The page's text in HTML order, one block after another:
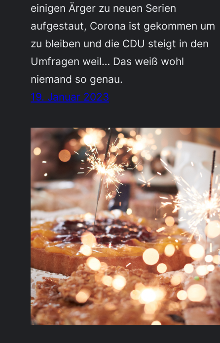
einigen Ärger zu neuen Serien
aufgestaut, Corona ist gekommen um
zu bleiben und die CDU steigt in den
Umfragen weil… Das weiß wohl
niemand so genau.
19. Januar 2023